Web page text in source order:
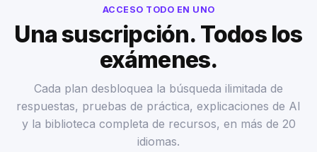
ACCESO TODO EN UNO
Una suscripción. Todos los
exámenes.
Cada plan desbloquea la búsqueda ilimitada de
respuestas, pruebas de práctica, explicaciones de AI
y la biblioteca completa de recursos, en más de 20
idiomas.